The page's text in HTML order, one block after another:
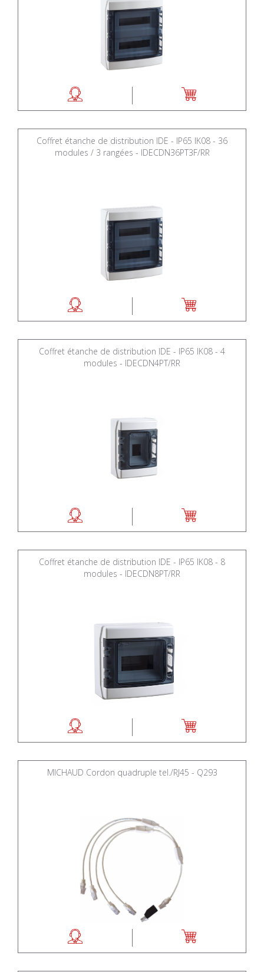
Coffret étanche de distribution IDE - IP65 IK08 - 36
modules / 3 rangées - IDECDN36PT3F/RR
Coffret étanche de distribution IDE - IP65 IK08 - 4
modules - IDECDN4PT/RR
Coffret étanche de distribution IDE - IP65 IK08 - 8
modules - IDECDN8PT/RR
MICHAUD Cordon quadruple tel./RJ45 - Q293